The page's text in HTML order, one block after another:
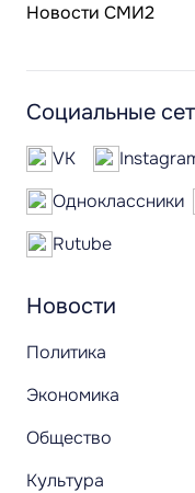
Новости СМИ2
Новости
Политика
Экономика
Общество
Культура
Социальные
VK
Одноклассники
Rutube